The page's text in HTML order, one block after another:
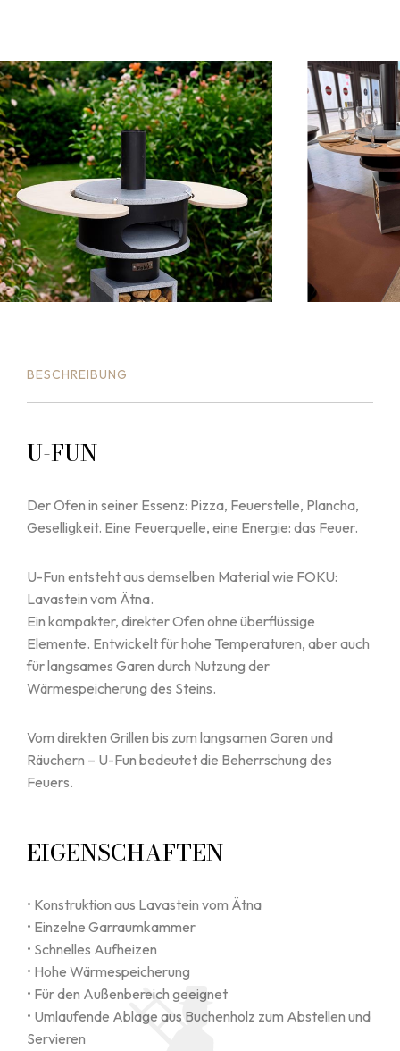
BESCHREIBUNG
U-FUN
Der Ofen in seiner Essenz: Pizza, Feuerstelle, Plancha,
Geselligkeit. Eine Feuerquelle, eine Energie: das Feuer.
U-Fun entsteht aus demselben Material wie FOKU:
Lavastein vom Ätna.
Ein kompakter, direkter Ofen ohne überflüssige
Elemente. Entwickelt für hohe Temperaturen, aber auch
für langsames Garen durch Nutzung der
Wärmespeicherung des Steins.
Vom direkten Grillen bis zum langsamen Garen und
Räuchern – U-Fun bedeutet die Beherrschung des
Feuers.
EIGENSCHAFTEN
• Konstruktion aus Lavastein vom Ätna
• Einzelne Garraumkammer
• Schnelles Aufheizen
• Hohe Wärmespeicherung
• Für den Außenbereich geeignet
• Umlaufende Ablage aus Buchenholz zum Abstellen und
Servieren